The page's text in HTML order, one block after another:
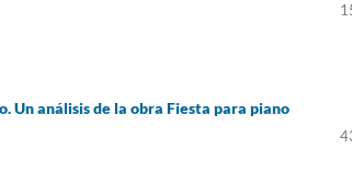
Un análisis de la obra Fiesta para piano